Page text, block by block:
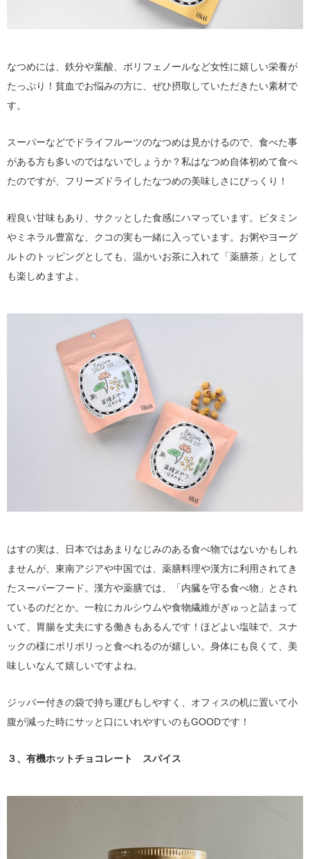
なつめには、鉄分や葉酸、ポリフェノールなど女性に嬉しい栄養が
たっぷり！貧血でお悩みの方に、ぜひ摂取していただきたい素材で
す。
スーパーなどでドライフルーツのなつめは見かけるので、食べた事
がある方も多いのではないでしょうか？私はなつめ自体初めて食べ
たのですが、フリーズドライしたなつめの美味しさにびっくり！
程良い甘味もあり、サクッとした食感にハマっています。ビタミン
やミネラル豊富な、クコの実も一緒に入っています。お粥やヨーグ
ルトのトッピングとしても、温かいお茶に入れて「薬膳茶」として
も楽しめますよ。
はすの実は、日本ではあまりなじみのある食べ物ではないかもしれ
ませんが、東南アジアや中国では、薬膳料理や漢方に利用されてき
たスーパーフード。漢方や薬膳では、「内臓を守る食べ物」とされ
ているのだとか。一粒にカルシウムや食物繊維がぎゅっと詰まって
いて、胃腸を丈夫にする働きもあるんです！ほどよい塩味で、スナ
ックの様にポリポリっと食べれるのが嬉しい。身体にも良くて、美
味しいなんて嬉しいですよね。
ジッパー付きの袋で持ち運びもしやすく、オフィスの机に置いて小
腹が減った時にサッと口にいれやすいのもGOODです！
３、有機ホットチョコレート スパイス